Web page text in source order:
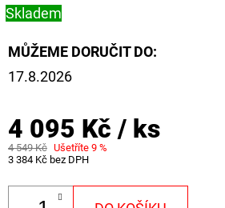
Skladem
MŮŽEME DORUČIT DO:
17.8.2026
4 095 Kč / ks
4 549 Kč Ušetříte 9 %
3 384 Kč bez DPH